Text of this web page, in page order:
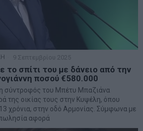
9 Σεπτεμβρίου 2025
το σπίτι του με δάνειο από την
ποσού €580.000
σύντροφός του Μπέτυ Μπαζιάνα
της οικίας τους στην Κυψέλη, όπου
13 χρόνια, στην οδό Αρμονίας. Σύμφωνα με
αφορά